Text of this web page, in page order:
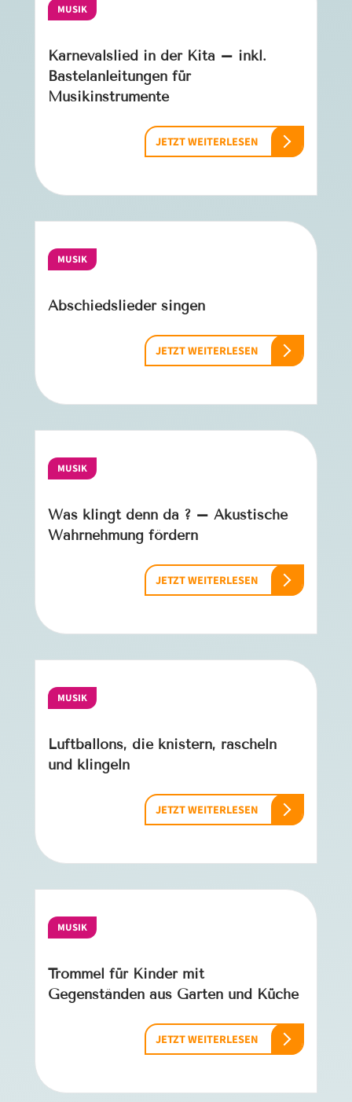
MUSIK
Karnevalslied in der Kita – inkl.
Bastelanleitungen für
Musikinstrumente
JETZT WEITERLESEN
MUSIK
Abschiedslieder singen
JETZT WEITERLESEN
MUSIK
Was klingt denn da ? – Akustische
Wahrnehmung fördern
JETZT WEITERLESEN
MUSIK
Luftballons, die knistern, rascheln
und klingeln
JETZT WEITERLESEN
MUSIK
Trommel für Kinder mit
Gegenständen aus Garten und Küche
JETZT WEITERLESEN